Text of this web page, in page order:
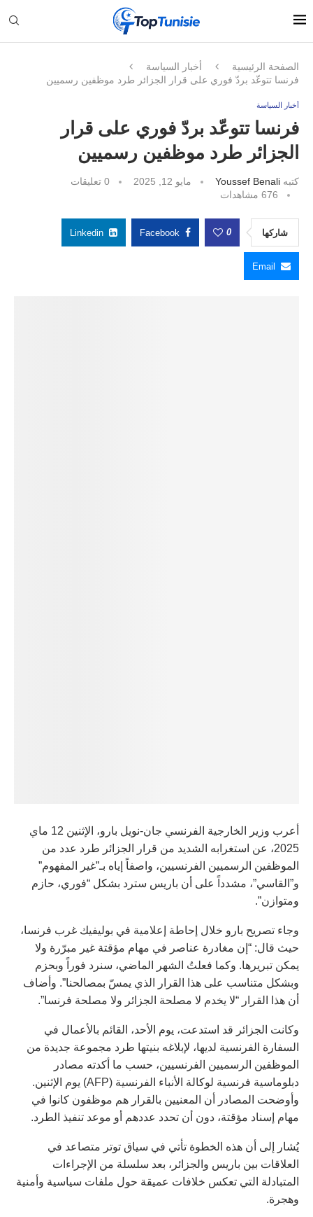
الصفحة الرئيسية
أخبار السياسة
فرنسا تتوعّد بردّ فوري على قرار الجزائر طرد موظفين رسميين
أخبار السياسة
فرنسا تتوعّد بردّ فوري على قرار
الجزائر طرد موظفين رسميين
كتبه Youssef Benali مايو 12, 2025
0 تعليقات
676 مشاهدات
شاركها 0
Facebook
Linkedin
Email
أعرب وزير الخارجية الفرنسي جان-نويل بارو، الإثنين 12 ماي
2025، عن استغرابه الشديد من قرار الجزائر طرد عدد من
الموظفين الرسميين الفرنسيين، واصفاً إياه بـ”غير المفهوم”
و”القاسي”، مشدداً على أن باريس سترد بشكل “فوري، حازم
ومتوازن”.
وجاء تصريح بارو خلال إحاطة إعلامية في بوليفيك غرب فرنسا،
حيث قال: “إن مغادرة عناصر في مهام مؤقتة غير مبرّرة ولا
يمكن تبريرها. وكما فعلتُ الشهر الماضي، سنرد فوراً وبحزم
وبشكل متناسب على هذا القرار الذي يمسّ بمصالحنا”. وأضاف
أن هذا القرار “لا يخدم لا مصلحة الجزائر ولا مصلحة فرنسا”.
وكانت الجزائر قد استدعت، يوم الأحد، القائم بالأعمال في
السفارة الفرنسية لديها، لإبلاغه بنيتها طرد مجموعة جديدة من
الموظفين الرسميين الفرنسيين، حسب ما أكدته مصادر
دبلوماسية فرنسية لوكالة الأنباء الفرنسية (AFP) يوم الإثنين.
وأوضحت المصادر أن المعنيين بالقرار هم موظفون كانوا في
مهام إسناد مؤقتة، دون أن تحدد عددهم أو موعد تنفيذ الطرد.
يُشار إلى أن هذه الخطوة تأتي في سياق توتر متصاعد في
العلاقات بين باريس والجزائر، بعد سلسلة من الإجراءات
المتبادلة التي تعكس خلافات عميقة حول ملفات سياسية وأمنية
وهجرة.